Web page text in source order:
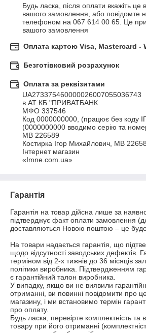
Будь ласка, після оплати вкажіть це
вашого замовлення, або повідомте
телефоном на 067 614 00 65. Це
вашого замовлення
Оплата картою Visa, Mastercard -
Безготівковий розрахунок
Оплата за реквізитами
UA273375460000026007055036743
в АТ КБ "ПРИВАТБАНК
МФО 337546
Код 0000000000, (працює без коду
(0000000000 вводимо серію та
МВ 226589
Костирка Ігор Михайлович, МВ
Інтернет магазин
«Imne.com.ua»
Гарантія
Гарантія на товар дійсна лише за
підтверджує факт оплати замовлення
доставляються Новою поштою – це
На товари надається гарантія, що
щодо відсутності заводських дефектів.
терміном від 2-х тижнів до 36 місяців
політики виробника. Підтвердженням
є гарантійний талон виробника.
У випадку, якщо ви не виявили
отриманні, ви повинні повідомити про
магазину, і ми встановимо термін
про оплату.
Будь ласка, перевірте комплектність та
товару при його отриманні